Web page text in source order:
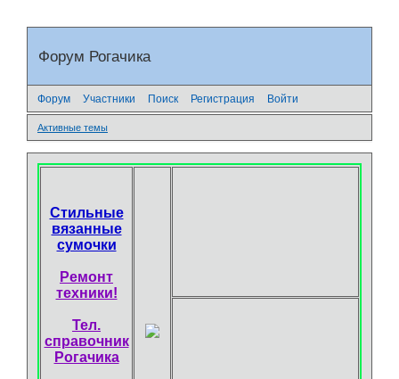
Форум Рогачика
Форум Участники Поиск Регистрация Войти
Активные темы
Стильные
вязанные
сумочки
Ремонт
техники!
Тел.
справочник
Рогачика